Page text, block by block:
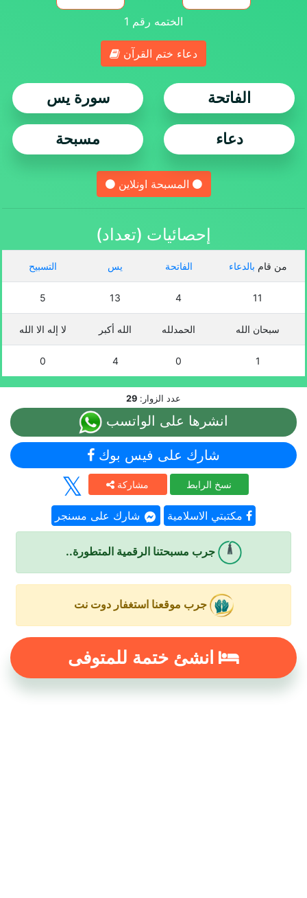
الختمه رقم 1
دعاء ختم القرآن
الفاتحة سورة يس
دعاء مسبحة
المسبحة اونلاين
إحصائيات (تعداد)
من قام بالدعاء الفاتحة يس التسبيح
11
4
13
5
سبحان الله الحمدلله الله أكبر لا إله الا الله
1
0
4
0
عدد الزوار: 29
انشرها على الواتسب
شارك على فيس بوك
مشاركة نسخ الرابط
شارك على مسنجر مكتبتي الاسلامية
جرب مسبحتنا الرقمية المتطورة..
جرب موقعنا استغفار دوت نت